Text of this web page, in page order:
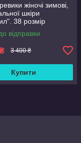
жіночі зимові,
шкіри
38 розмір
відправки
3 400 ₴
Купити